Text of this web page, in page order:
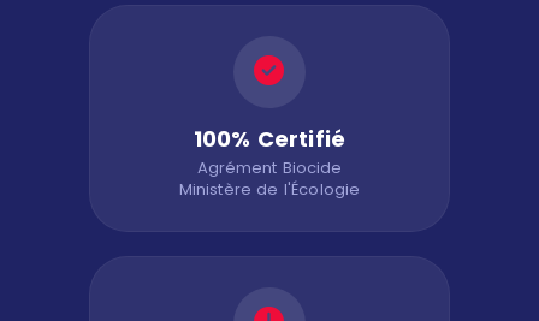
100% Certifié
Agrément Biocide
Ministère de l'Écologie